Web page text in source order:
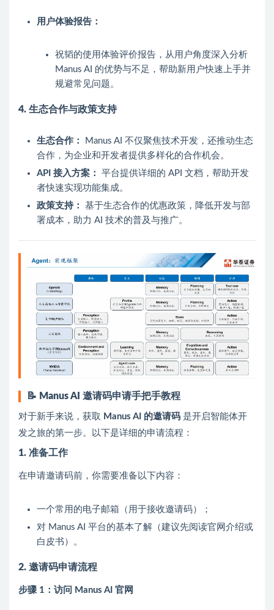
用户体验报告：
祝韬的使用体验评价报告，从用户角度深入分析
Manus AI 的优势与不足，帮助新用户快速上手并
规避常见问题。
4. 生态合作与政策支持
生态合作：
Manus AI 不仅聚焦技术开发，还推动生态
合作，为企业和开发者提供多样化的合作机会。
API 接入方案：
平台提供详细的 API 文档，帮助开发
者快速实现功能集成。
政策支持：
基于生态合作的优惠政策，降低开发与部
署成本，助力 AI 技术的普及与推广。
📝 Manus AI 邀请码申请手把手教程
对于新手来说，获取 Manus AI 的邀请码 是开启智能体开
发之旅的第一步。以下是详细的申请流程：
1. 准备工作
在申请邀请码前，你需要准备以下内容：
一个常用的电子邮箱（用于接收邀请码）；
对 Manus AI 平台的基本了解（建议先阅读官网介绍或
白皮书）。
2. 邀请码申请流程
步骤 1：访问 Manus AI 官网